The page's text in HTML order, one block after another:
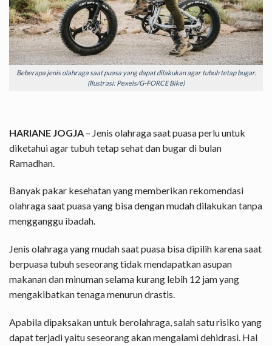
Beberapa jenis olahraga saat puasa yang dapat dilakukan agar tubuh tetap bugar.
(Ilustrasi: Pexels/G-FORCE Bike)
HARIANE JOGJA – Jenis olahraga saat puasa perlu untuk
diketahui agar tubuh tetap sehat dan bugar di bulan
Ramadhan.
Banyak pakar kesehatan yang memberikan rekomendasi
olahraga saat puasa yang bisa dengan mudah dilakukan tanpa
mengganggu ibadah.
Jenis olahraga yang mudah saat puasa bisa dipilih karena saat
berpuasa tubuh seseorang tidak mendapatkan asupan
makanan dan minuman selama kurang lebih 12 jam yang
mengakibatkan tenaga menurun drastis.
Apabila dipaksakan untuk berolahraga, salah satu risiko yang
dapat terjadi yaitu seseorang akan mengalami dehidrasi. Hal